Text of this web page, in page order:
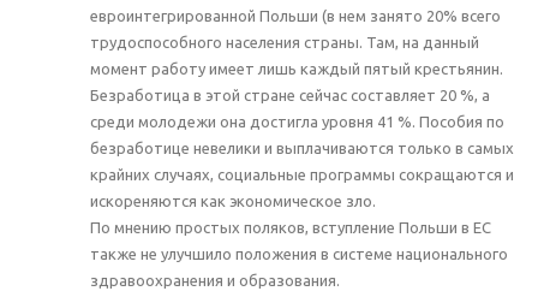
евроинтегрированной Польши (в нем занято 20% всего
трудоспособного населения страны. Там, на данный
момент работу имеет лишь каждый пятый крестьянин.
Безработица в этой стране сейчас составляет 20 %, а
среди молодежи она достигла уровня 41 %. Пособия по
безработице невелики и выплачиваются только в самых
крайних случаях, социальные программы сокращаются и
искореняются как экономическое зло.
По мнению простых поляков, вступление Польши в ЕС
также не улучшило положения в системе национального
здравоохранения и образования.